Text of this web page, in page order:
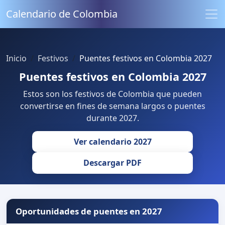
Calendario de Colombia
Inicio Festivos Puentes festivos en Colombia 2027
Puentes festivos en Colombia 2027
Estos son los festivos de Colombia que pueden
convertirse en fines de semana largos o puentes
durante 2027.
Ver calendario 2027
Descargar PDF
Oportunidades de puentes en 2027